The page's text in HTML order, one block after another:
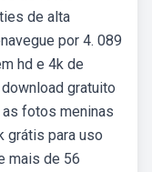
de alta
por 4. 089
hd e 4k de
gratuito
fotos meninas
grátis para uso
mais de 56